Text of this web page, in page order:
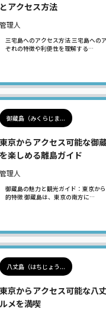
とアクセス方法
管理人
三宅島へのアクセス方法 三宅島への
ぞれの特徴や利便性を理解する…
御蔵島（みくらじま...
東京からアクセス可能な御
を楽しめる離島ガイド
管理人
御蔵島の魅力と観光ガイド：東京か
的特徴 御蔵島は、東京の南方に…
八丈島（はちじょう...
東京からアクセス可能な八
ルメを満喫